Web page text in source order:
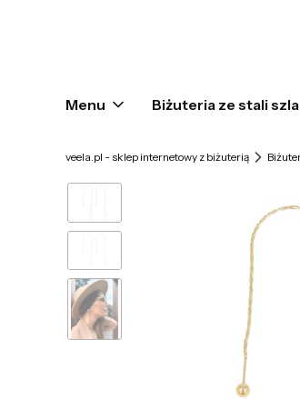
Menu Biżuteria ze stali
veela.pl - sklep internetowy z biżuterią